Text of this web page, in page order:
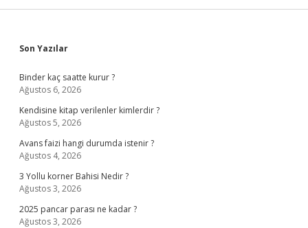
Sidebar
Son Yazılar
Binder kaç saatte kurur ?
Ağustos 6, 2026
Kendisine kitap verilenler kimlerdir ?
Ağustos 5, 2026
Avans faizi hangi durumda istenir ?
Ağustos 4, 2026
3 Yollu korner Bahisi Nedir ?
Ağustos 3, 2026
2025 pancar parası ne kadar ?
Ağustos 3, 2026